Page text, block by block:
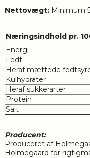
Nettovægt: Minimum
Næringsindhold pr.
Energi
Fedt
Heraf mættede
Kulhydrater
Heraf sukkerarter
Protein
Salt
Producent:
Produceret af
Holmegaard for